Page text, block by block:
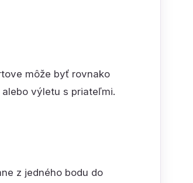
môže byť rovnako
výletu s priateľmi.
z jedného bodu do